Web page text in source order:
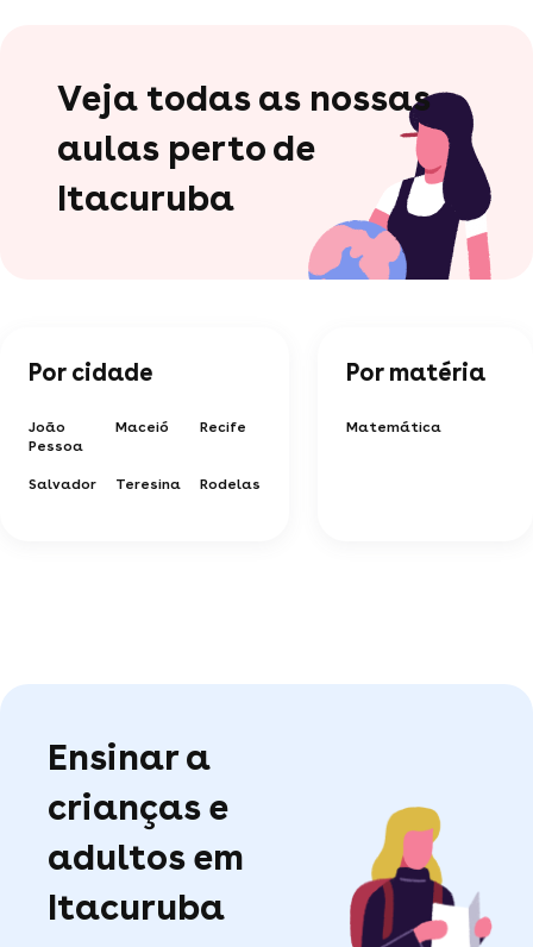
Veja todas as nossas
aulas perto de
Itacuruba
Por cidade
João
Pessoa
Maceió Recife
Salvador Teresina Rodelas
Por matéria
Matemática
Ensinar a
crianças e
adultos em
Itacuruba